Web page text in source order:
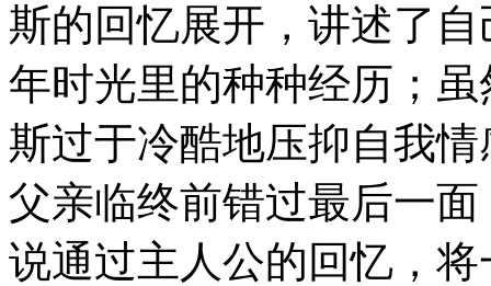
斯的回忆展开，讲述了
年时光里的种种经历；
斯过于冷酷地压抑自我
父亲临终前错过最后一
说通过主人公的回忆，